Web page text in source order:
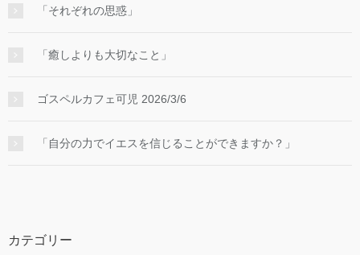
「それぞれの思惑」
「癒しよりも大切なこと」
ゴスペルカフェ可児 2026/3/6
「自分の力でイエスを信じることができますか？」
カテゴリー